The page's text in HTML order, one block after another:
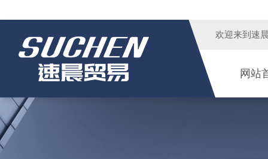
欢迎来到 速
网站